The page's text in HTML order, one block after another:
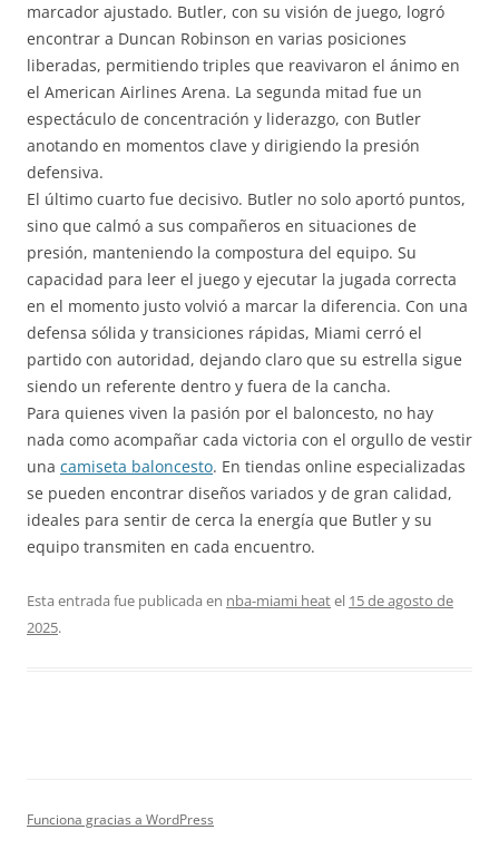
marcador ajustado. Butler, con su visión de juego, logró
encontrar a Duncan Robinson en varias posiciones
liberadas, permitiendo triples que reavivaron el ánimo en
el American Airlines Arena. La segunda mitad fue un
espectáculo de concentración y liderazgo, con Butler
anotando en momentos clave y dirigiendo la presión
defensiva.
El último cuarto fue decisivo. Butler no solo aportó puntos,
sino que calmó a sus compañeros en situaciones de
presión, manteniendo la compostura del equipo. Su
capacidad para leer el juego y ejecutar la jugada correcta
en el momento justo volvió a marcar la diferencia. Con una
defensa sólida y transiciones rápidas, Miami cerró el
partido con autoridad, dejando claro que su estrella sigue
siendo un referente dentro y fuera de la cancha.
Para quienes viven la pasión por el baloncesto, no hay
nada como acompañar cada victoria con el orgullo de vestir
una camiseta baloncesto. En tiendas online especializadas
se pueden encontrar diseños variados y de gran calidad,
ideales para sentir de cerca la energía que Butler y su
equipo transmiten en cada encuentro.
Esta entrada fue publicada en nba-miami heatel 15 de agosto de
2025.
Funciona gracias a WordPress